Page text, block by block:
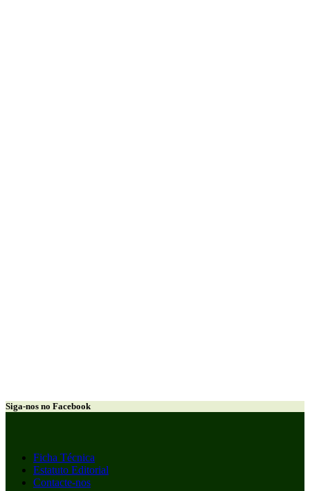
Siga-nos no Facebook
Ficha Técnica
Estatuto Editorial
Contacte-nos